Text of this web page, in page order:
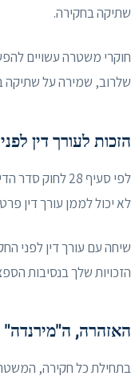
שתיקה בחקירה.
חוקרי משטרה עשויים
שלרוב, שמירה על שתיקה
הזכות לעורך דין
לפי סעיף 28
לא יכול לממן עורך דין
שיחה עם עורך דין לפני
הזכויות שלך בנסיבות
האזהרה,
בתחילת כל חקירה,